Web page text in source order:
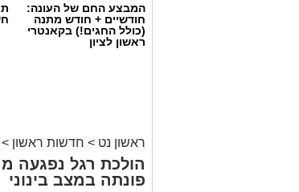
מעצר חשוד
המבצע החם של העונה:
חודשיים + חודש מתנה
(כולל החגים!) בקאנטרי
ראשון לציון
ראשון נט > חדשות ראשון >
הולכת רגל נפגעה
פונתה במצב בינוני